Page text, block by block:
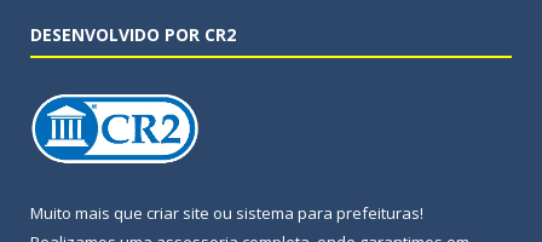
DESENVOLVIDO POR CR2
Muito mais que criar site ou sistema para prefeituras!